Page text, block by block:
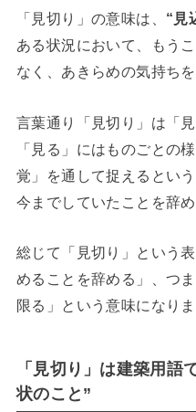
「見切り」の意味は、 “見
ある状況において、もう
なく、あきらめの気持ち
言葉通り「見切り」は「
「見る」にはものごとの
覚」を通して捉えるとい
今までしていたことを辞
総じて「見切り」という
めることを辞める」、つ
限る」という意味になりま
「見切り」は建築用語
状のこと”